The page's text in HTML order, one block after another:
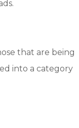
that are being
into a category